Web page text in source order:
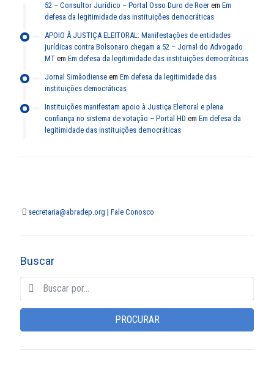
52 – Consultor Jurídico – Portal Osso Duro de Roer em Em
defesa da legitimidade das instituições democráticas
APOIO À JUSTIÇA ELEITORAL: Manifestações de entidades
jurídicas contra Bolsonaro chegam a 52 – Jornal do Advogado
MT em Em defesa da legitimidade das instituições democráticas
Jornal Simãodiense em Em defesa da legitimidade das
instituições democráticas
Instituições manifestam apoio à Justiça Eleitoral e plena
confiança no sistema de votação – Portal HD em Em defesa da
legitimidade das instituições democráticas
secretaria@abradep.org | Fale Conosco
Buscar
PROCURAR